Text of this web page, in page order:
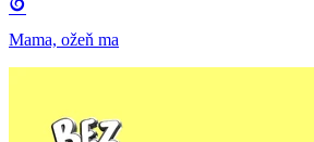
Mama, ožeň ma